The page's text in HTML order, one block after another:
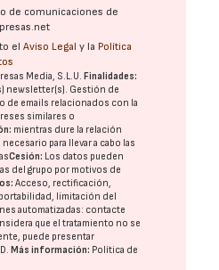
de comunicaciones de
elAviso Legal y la Política
Media, S.L.U.Finalidades:
newsletter(s). Gestión de
de emails relacionados con la
similares o
mientras dure la relación
para llevar a cabo las
Cesión: Los datos pueden
del grupo por motivos de
Acceso, rectificación,
limitación del
automatizadas: contacte
que el tratamiento no se
puede presentar
.Más información: Política de